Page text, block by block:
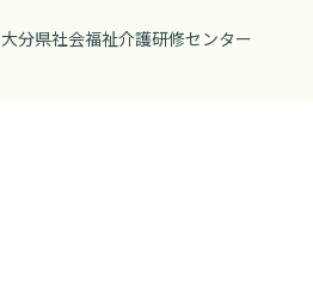
大分県社会福祉介護研修センター